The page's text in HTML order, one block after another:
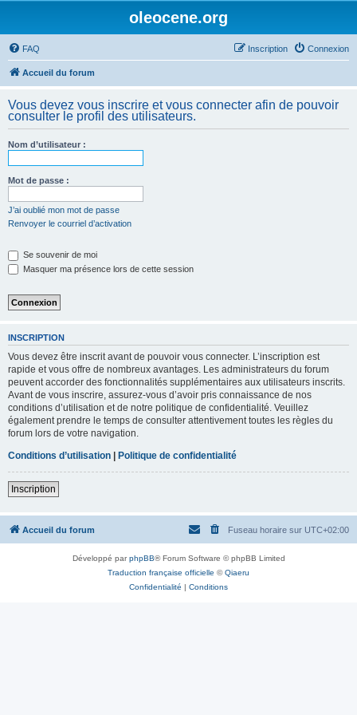
oleocene.org
FAQ Connexion
Inscription
Accueil du forum
Vous devez vous inscrire et vous connecter afin de pouvoir
consulter le profil des utilisateurs.
Nom d’utilisateur :
Mot de passe :
J’ai oublié mon mot de passe
Renvoyer le courriel d’activation
Se souvenir de moi
Masquer ma présence lors de cette session
INSCRIPTION
Vous devez être inscrit avant de pouvoir vous connecter. L’inscription est
rapide et vous offre de nombreux avantages. Les administrateurs du forum
peuvent accorder des fonctionnalités supplémentaires aux utilisateurs inscrits.
Avant de vous inscrire, assurez-vous d’avoir pris connaissance de nos
conditions d’utilisation et de notre politique de confidentialité. Veuillez
également prendre le temps de consulter attentivement toutes les règles du
forum lors de votre navigation.
Conditions d’utilisation | Politique de confidentialité
Inscription
Accueil du forum Fuseau horaire sur UTC+02:00
Développé parphpBB® Forum Software © phpBB Limited
Traduction française officielle ©Qiaeru
Confidentialité | Conditions